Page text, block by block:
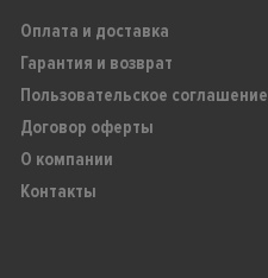
Оплата и доставка
Гарантия и возврат
Пользовательское соглашение
Договор оферты
О компании
Контакты